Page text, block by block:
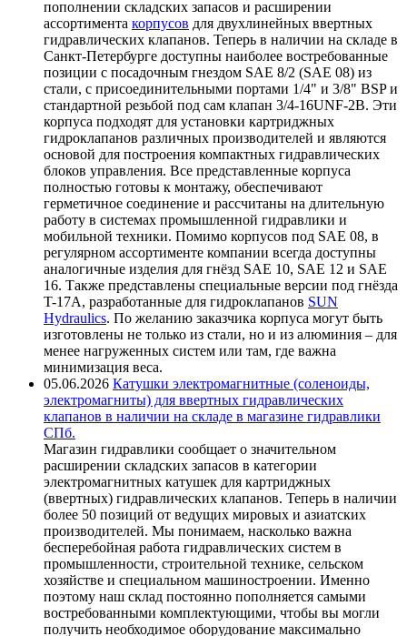
пополнении складских запасов и расширении
ассортимента корпусов для двухлинейных ввертных
гидравлических клапанов. Теперь в наличии на складе в
Санкт-Петербурге доступны наиболее востребованные
позиции с посадочным гнездом SAE 8/2 (SAE 08) из
стали, с присоединительными портами 1/4" и 3/8" BSP и
стандартной резьбой под сам клапан 3/4-16UNF-2B. Эти
корпуса подходят для установки картриджных
гидроклапанов различных производителей и являются
основой для построения компактных гидравлических
блоков управления. Все представленные корпуса
полностью готовы к монтажу, обеспечивают
герметичное соединение и рассчитаны на длительную
работу в системах промышленной гидравлики и
мобильной техники. Помимо корпусов под SAE 08, в
регулярном ассортименте компании всегда доступны
аналогичные изделия для гнёзд SAE 10, SAE 12 и SAE
16. Также представлены специальные версии под гнёзда
T-17A, разработанные для гидроклапанов SUN
Hydraulics. По желанию заказчика корпуса могут быть
изготовлены не только из стали, но и из алюминия – для
менее нагруженных систем или там, где важна
минимизация веса.
05.06.2026 Катушки электромагнитные (соленоиды,
электромагниты) для ввертных гидравлических
клапанов в наличии на складе в магазине гидравлики
СПб.
Магазин гидравлики сообщает о значительном
расширении складских запасов в категории
электромагнитных катушек для картриджных
(ввертных) гидравлических клапанов. Теперь в наличии
более 50 позиций от ведущих мировых и азиатских
производителей. Мы понимаем, насколько важна
бесперебойная работа гидравлических систем в
промышленности, строительной технике, сельском
хозяйстве и специальном машиностроении. Именно
поэтому наш склад постоянно пополняется самыми
востребованными комплектующими, чтобы вы могли
получить необходимое оборудование максимально